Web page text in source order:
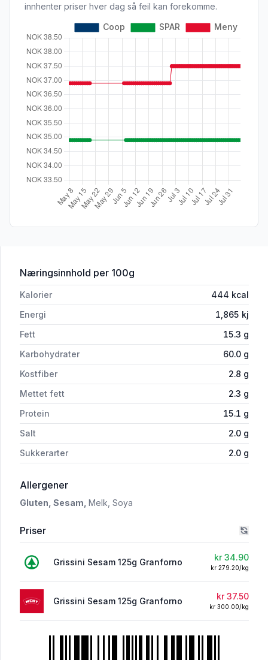
innhenter priser hver dag så feil kan forekomme.
Næringsinnhold for 'Granforno Grissini med Sesamfrø
per 100g
Kalorier 444 kcal
Energi
1,865 kj
Fett
15.3 g
Karbohydrater
60.0 g
Kostfiber
2.8 g
Mettet fett
2.3 g
Protein
15.1 g
Salt
2.0 g
Sukkerarter
2.0 g
Allergeneri 'Granforno Grissini med Sesamfrø 125g'
Gluten, Sesam, Melk, Soya
Priser
Grissini Sesam 125g Granforno kr 34.90
kr 279.20/kg
Grissini Sesam 125g Granforno kr 37.50
kr 300.00/kg